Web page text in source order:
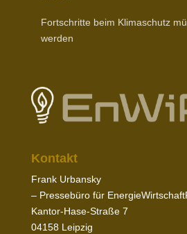
Fort­schritte beim Klima­schutz
werden
Kontakt
Frank Urbansky
– Pres­sebüro für
Kantor-​Hase-​Straße 7
04158Leipzig